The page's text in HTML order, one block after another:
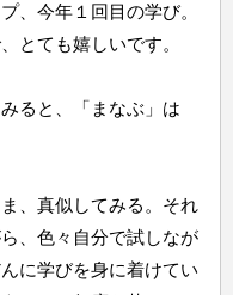
、今年１回目の学び。
とても嬉しいです。
ると、「まなぶ」は
、真似してみる。それ
、色々自分で試しなが
に学びを身に着けてい